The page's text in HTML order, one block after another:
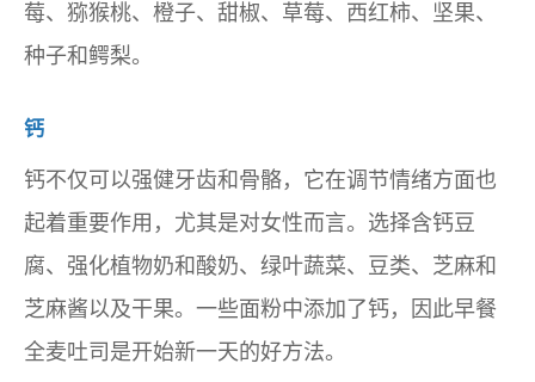
莓、猕猴桃、橙子、甜椒、草莓、西红柿、坚果、
种子和鳄梨。
钙
钙不仅可以强健牙齿和骨骼，它在调节情绪方面也
起着重要作用，尤其是对女性而言。选择含钙豆
腐、强化植物奶和酸奶、绿叶蔬菜、豆类、芝麻和
芝麻酱以及干果。一些面粉中添加了钙，因此早餐
全麦吐司是开始新一天的好方法。